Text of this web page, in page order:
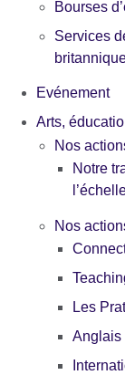
Bourses
Services
Evénement
Arts,
Nos
Notre
Nos
Les
Anglais